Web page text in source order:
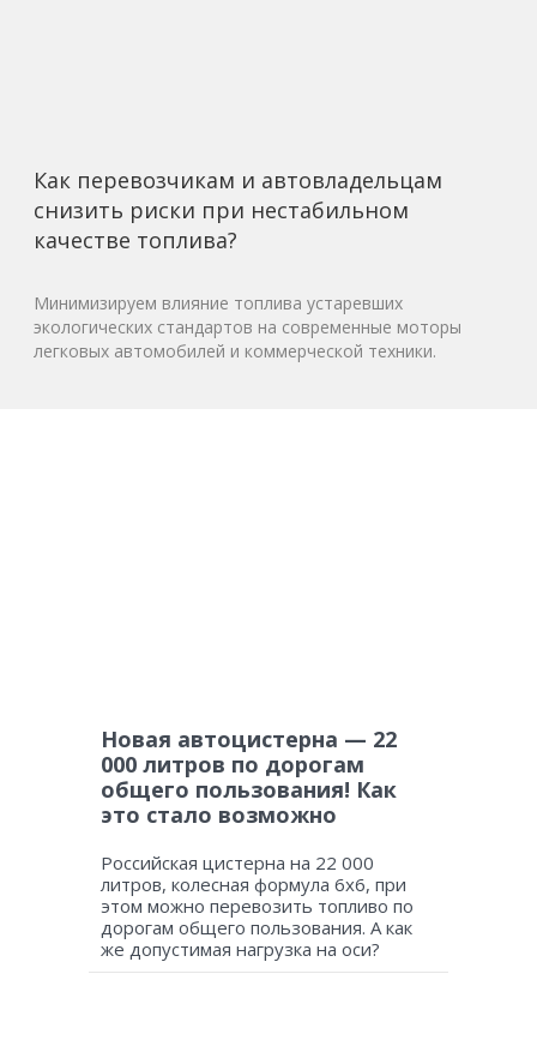
Как перевозчикам и автовладельцам
снизить риски при нестабильном
качестве топлива?
Минимизируем влияние топлива устаревших
экологических стандартов на современные моторы
легковых автомобилей и коммерческой техники.
Новая автоцистерна — 22
000 литров по дорогам
общего пользования! Как
это стало возможно
Российская цистерна на 22 000
литров, колесная формула 6х6, при
этом можно перевозить топливо по
дорогам общего пользования. А как
же допустимая нагрузка на оси?